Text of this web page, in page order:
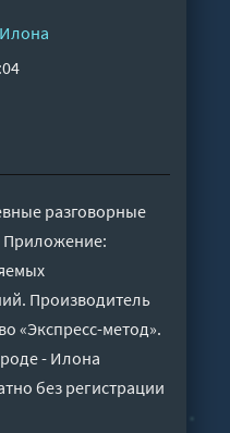
разговорные
Приложение:
Производитель
«Экспресс-метод».
- Илона
без регистрации